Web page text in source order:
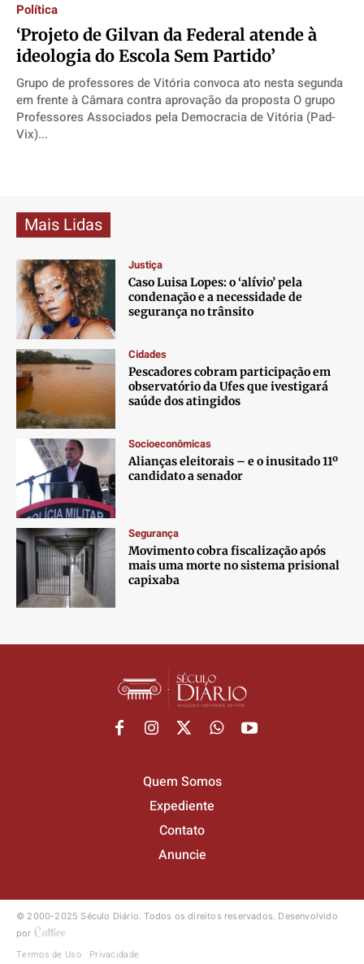
Política
‘Projeto de Gilvan da Federal atende à
ideologia do Escola Sem Partido’
Grupo de professores de Vitória convoca ato nesta segunda
em frente à Câmara contra aprovação da proposta O grupo
Professores Associados pela Democracia de Vitória (Pad-
Vix)...
Mais Lidas
Justiça
Caso Luisa Lopes: o ‘alívio’ pela
condenação e a necessidade de
segurança no trânsito
Cidades
Pescadores cobram participação em
observatório da Ufes que ivestigará
saúde dos atingidos
Socioeconômicas
Alianças eleitorais – e o inusitado 11º
candidato a senador
Segurança
Movimento cobra fiscalização após
mais uma morte no sistema prisional
capixaba
Quem Somos
Expediente
Contato
Anuncie
© 2000-2025 Século Diário.Todos os direitos reservados. Desenvolvido
por
Termos de Uso Privacidade